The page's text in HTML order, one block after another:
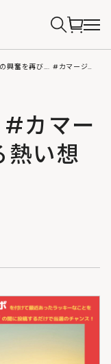
あの興奮を再び…. #カマージャンボ に懸ける熱い想い
#カマー
熱い想